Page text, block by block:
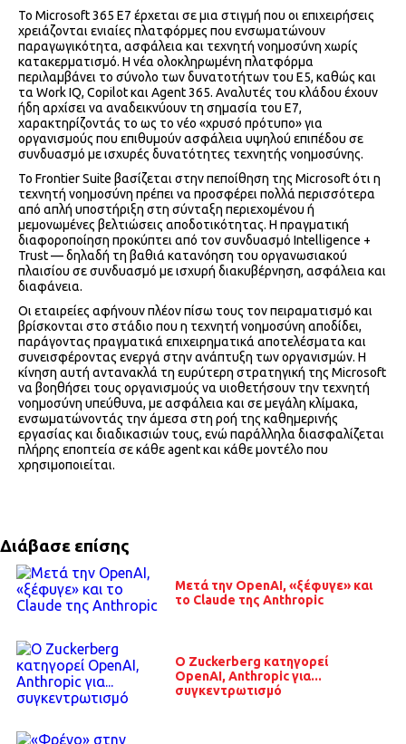
Το Microsoft 365 E7 έρχεται σε μια στιγμή που οι επιχειρήσεις
χρειάζονται ενιαίες πλατφόρμες που ενσωματώνουν
παραγωγικότητα, ασφάλεια και τεχνητή νοημοσύνη χωρίς
κατακερματισμό. Η νέα ολοκληρωμένη πλατφόρμα
περιλαμβάνει το σύνολο των δυνατοτήτων του E5, καθώς και
τα Work IQ, Copilot και Agent 365. Αναλυτές του κλάδου έχουν
ήδη αρχίσει να αναδεικνύουν τη σημασία του E7,
χαρακτηρίζοντάς το ως το νέο «χρυσό πρότυπο» για
οργανισμούς που επιθυμούν ασφάλεια υψηλού επιπέδου σε
συνδυασμό με ισχυρές δυνατότητες τεχνητής νοημοσύνης.
Το Frontier Suite βασίζεται στην πεποίθηση της Microsoft ότι η
τεχνητή νοημοσύνη πρέπει να προσφέρει πολλά περισσότερα
από απλή υποστήριξη στη σύνταξη περιεχομένου ή
μεμονωμένες βελτιώσεις αποδοτικότητας. Η πραγματική
διαφοροποίηση προκύπτει από τον συνδυασμό Intelligence +
Trust — δηλαδή τη βαθιά κατανόηση του οργανωσιακού
πλαισίου σε συνδυασμό με ισχυρή διακυβέρνηση, ασφάλεια και
διαφάνεια.
Οι εταιρείες αφήνουν πλέον πίσω τους τον πειραματισμό και
βρίσκονται στο στάδιο που η τεχνητή νοημοσύνη αποδίδει,
παράγοντας πραγματικά επιχειρηματικά αποτελέσματα και
συνεισφέροντας ενεργά στην ανάπτυξη των οργανισμών. Η
κίνηση αυτή αντανακλά τη ευρύτερη στρατηγική της Microsoft
να βοηθήσει τους οργανισμούς να υιοθετήσουν την τεχνητή
νοημοσύνη υπεύθυνα, με ασφάλεια και σε μεγάλη κλίμακα,
ενσωματώνοντάς την άμεσα στη ροή της καθημερινής
εργασίας και διαδικασιών τους, ενώ παράλληλα διασφαλίζεται
πλήρης εποπτεία σε κάθε agent και κάθε μοντέλο που
χρησιμοποιείται.
Διάβασε επίσης
Μετά την OpenAI, «ξέφυγε» και
το Claude της Anthropic
O Zuckerberg κατηγορεί
OpenAI, Anthropic για...
συγκεντρωτισμό